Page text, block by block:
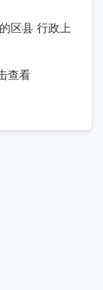
区县 行政上
查看